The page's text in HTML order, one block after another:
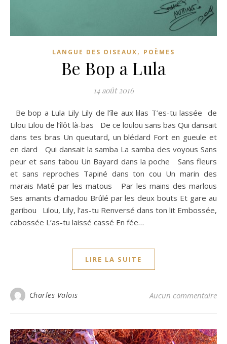
LANGUE DES OISEAUX, POÈMES
Be Bop a Lula
14 août 2016
Be bop a Lula Lily Lily de l’île aux lilas T’es-tu lassée de
Lilou Lilou de l’îlôt là-bas De ce loulou sans bas Qui dansait
dans tes bras Un queutard, un blédard Fort en gueule et
en dard Qui dansait la samba La samba des voyous Sans
peur et sans tabou Un Bayard dans la poche Sans fleurs
et sans reproches Tapiné dans ton cou Un marin des
marais Maté par les matous Par les mains des marlous
Ses amants d’amadou Brûlé par les deux bouts Et gare au
garibou Lilou, Lily, l’as-tu Renversé dans ton lit Embossée,
cabossée L’as-tu laissé cassé En fée…
LIRE LA SUITE
Charles Valois Aucun commentaire